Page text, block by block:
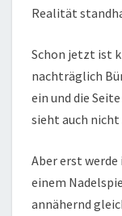
Realität
Schon jetzt ist
nachträglich
ein und die
sieht auch nicht
Aber erst
einem
annähernd